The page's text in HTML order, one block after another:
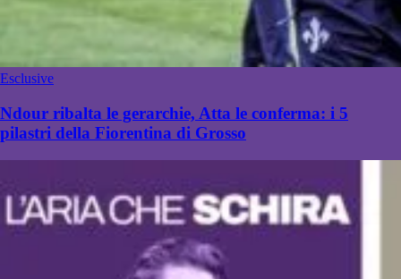
Esclusive
Ndour ribalta le gerarchie, Atta le conferma: i 5
pilastri della Fiorentina di Grosso